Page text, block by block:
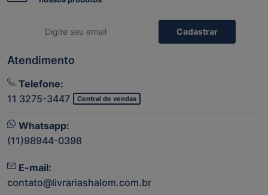
Cadastrar
Atendimento
Telefone:
11 3275-3447
Central de vendas
Whatsapp:
(11)98944-0398
E-mail:
contato@livrariashalom.com.br